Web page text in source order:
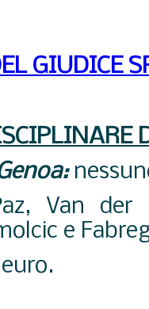
GIUDICE
Van der
e